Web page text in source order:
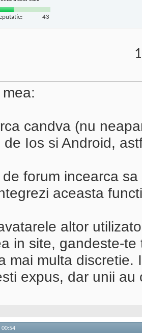
43
candva (nu
de Ios si Android,
forum incearca
aceasta
altor
in site, gandeste-
mai multa discretie.
expus, dar unii
00:54